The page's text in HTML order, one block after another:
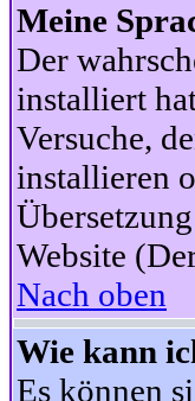
Meine
Der
installiert
Versuche,
installieren
Website
Nach oben
Wie kann
Es können